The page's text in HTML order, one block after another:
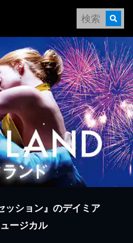
ッション』のデイミア
ージカル